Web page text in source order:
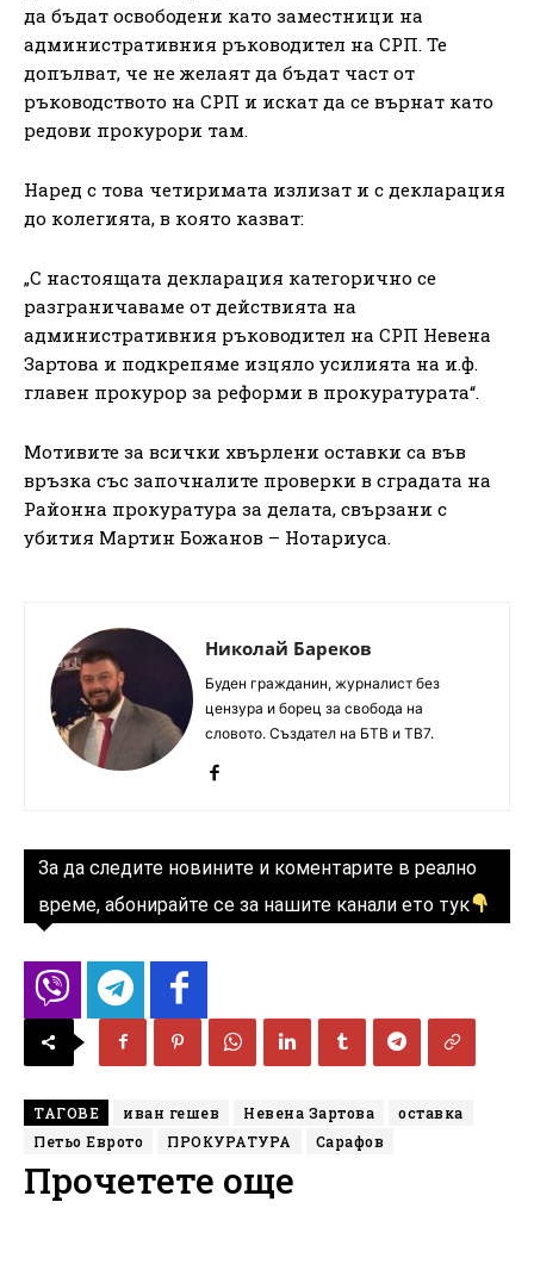
да бъдат освободени като заместници на
административния ръководител на СРП. Те
допълват, че не желаят да бъдат част от
ръководството на СРП и искат да се върнат като
редови прокурори там.
Наред с това четиримата излизат и с декларация
до колегията, в която казват:
„С настоящата декларация категорично се
разграничаваме от действията на
административния ръководител на СРП Невена
Зартова и подкрепяме изцяло усилията на и.ф.
главен прокурор за реформи в прокуратурата“.
Мотивите за всички хвърлени оставки са във
връзка със започналите проверки в сградата на
Районна прокуратура за делата, свързани с
убития Мартин Божанов – Нотариуса.
Николай Бареков
Буден гражданин, журналист без
цензура и борец за свобода на
словото. Създател на БТВ и ТВ7.
За да следите новините и коментарите в реално
време, абонирайте се за нашите канали ето тук
ТАГОВЕ иван гешев Невена Зартова
оставка
Петьо Еврото
ПРОКУРАТУРА Сарафов
Прочетете още